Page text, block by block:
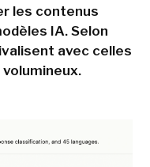
les contenus
IA. Selon
avec celles